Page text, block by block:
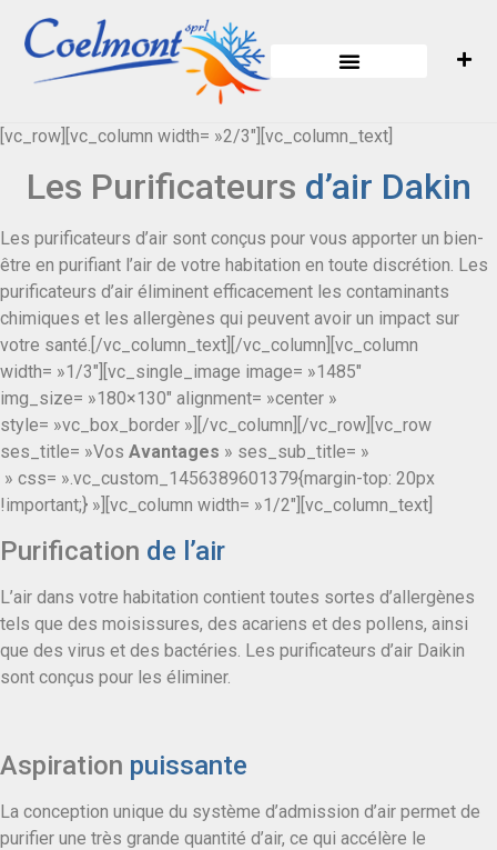
[vc_row][vc_column width= »2/3″][vc_column_text]
Les Purificateurs d’air Dakin
Les purificateurs d’air sont conçus pour vous apporter un bien-
être en purifiant l’air de votre habitation en toute discrétion. Les
purificateurs d’air éliminent efficacement les contaminants
chimiques et les allergènes qui peuvent avoir un impact sur
votre santé.[/vc_column_text][/vc_column][vc_column
width= »1/3″][vc_single_image image= »1485″
img_size= »180×130″ alignment= »center »
style= »vc_box_border »][/vc_column][/vc_row][vc_row
ses_title= »Vos Avantages » ses_sub_title= »
» css= ».vc_custom_1456389601379{margin-top: 20px
!important;} »][vc_column width= »1/2″][vc_column_text]
Purification de l’air
L’air dans votre habitation contient toutes sortes d’allergènes
tels que des moisissures, des acariens et des pollens, ainsi
que des virus et des bactéries. Les purificateurs d’air Daikin
sont conçus pour les éliminer.
Aspiration puissante
La conception unique du système d’admission d’air permet de
purifier une très grande quantité d’air, ce qui accélère le